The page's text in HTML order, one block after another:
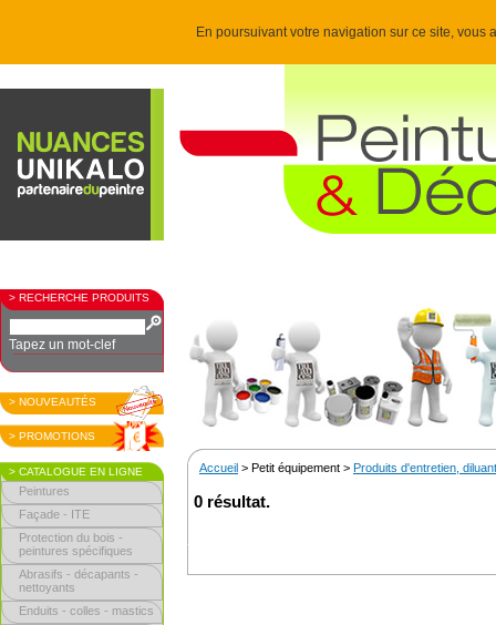
En poursuivant votre navigation sur ce site,
> RECHERCHE PRODUITS
Tapez un mot-clef
> NOUVEAUTÉS
> PROMOTIONS
> CATALOGUE EN LIGNE
Peintures
Façade - ITE
Protection du bois -
peintures spécifiques
Abrasifs - décapants -
nettoyants
Enduits - colles - mastics
Accueil > Petit équipement > Produits d'entretien,
0 résultat.